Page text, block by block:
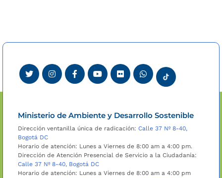
Ministerio de Ambiente y Desarrollo Sostenible
Dirección ventanilla única de radicación: Calle 37 Nº 8-40,
Bogotá DC
Horario de atención: Lunes a Viernes de 8:00 am a 4:00 pm.
Dirección de Atención Presencial de Servicio a la Ciudadanía:
Calle 37 Nº 8-40, Bogotá DC
Horario de atención: Lunes a Viernes de 8:00 am a 4:00 pm